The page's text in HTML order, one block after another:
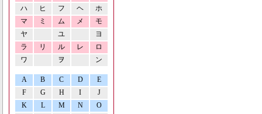
ハ
ヒ フ ヘ
ホ
マ
ミ ム メ
モ
ヤ
ユ
ヨ
ラ
リ ル レ
ロ
ワ
ヲ ン
A B C D
E
F
G H I
J
K
L M N O